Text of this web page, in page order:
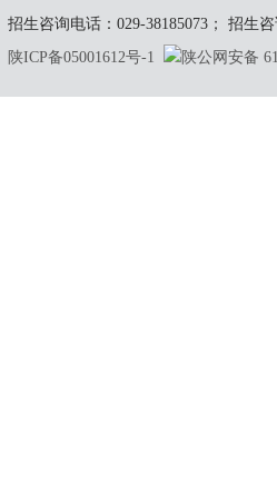
招生咨询电话：029-38185073； 招生
陕ICP备05001612号-1
陕公网安备